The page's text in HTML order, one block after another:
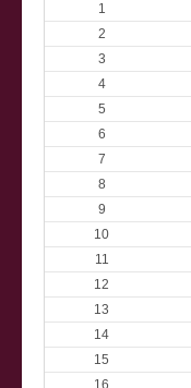
1
2
3
4
5
6
7
8
9
10
11
12
13
14
15
16